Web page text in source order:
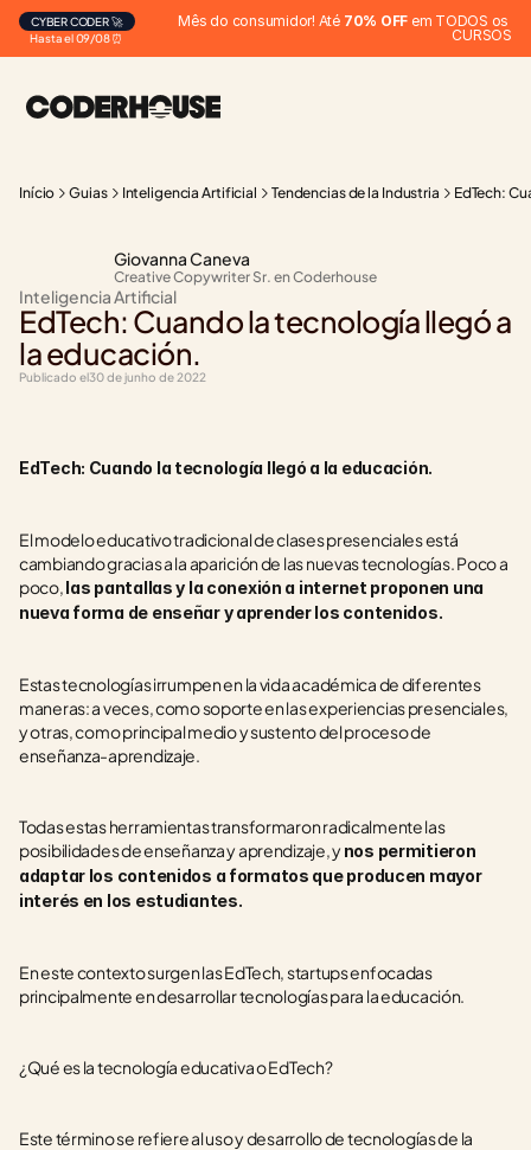
Hasta el 09/08 ⏰
CYBER CODER 🚀 Mês do consumidor! Até 70% OFF em TODOS os
CURSOS
Início Guias Inteligencia Artificial Tendencias de la Industria EdTech:
Giovanna Caneva
Creative Copywriter Sr. en Coderhouse
Inteligencia Artificial
EdTech: Cuando la tecnología llegó a
la educación.
Publicado el30 de junho de 2022
EdTech: Cuando la tecnología llegó a la educación.
El modelo educativo tradicional de clases presenciales está
cambiando gracias a la aparición de las nuevas tecnologías. Poco a
poco, las pantallas y la conexión a internet proponen una
nueva forma de enseñar y aprender los contenidos.
Estas tecnologías irrumpen en la vida académica de diferentes
maneras: a veces, como soporte en las experiencias presenciales,
y otras, como principal medio y sustento del proceso de
enseñanza-aprendizaje.
Todas estas herramientas transformaron radicalmente las
posibilidades de enseñanza y aprendizaje, y nos permitieron
adaptar los contenidos a formatos que producen mayor
interés en los estudiantes.
En este contexto surgen las EdTech, startups enfocadas
principalmente en desarrollar tecnologías para la educación.
¿Qué es la tecnología educativa o EdTech?
Este término se refiere al uso y desarrollo de tecnologías de la